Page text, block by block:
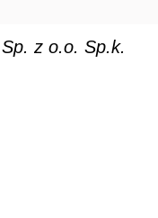
z o.o. Sp.k.